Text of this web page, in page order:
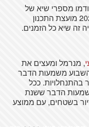
מספרי שיא של
יחידות דיור בגדה המערבית. בשנת 2023 מועצת התכנון
, מנרמל ומעצים את
השבוע משמעות הדבר
יחידות דיור בהתנחלויות. ככל
הדבר ששנת
דיור בשטחים, עם ממוצע